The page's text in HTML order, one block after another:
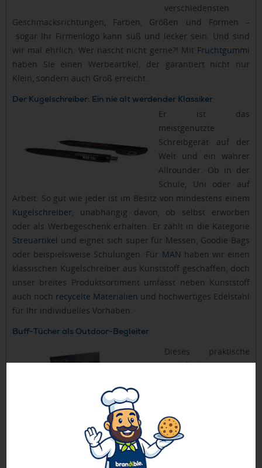
verschiedensten
Geschmacksrichtungen, Farben, Größen und Formen –
sogar Ihr Firmenlogo kann süß und lecker sein. Und sind
wir mal ehrlich: Wer nascht nicht gerne?! Mit Fruchtgummi
haben Sie einen Werbeartikel, der garantiert nicht nur
Klein, sondern auch Groß erreicht.
Der Kugelschreiber: Ein nie alt werdender Klassiker
Er ist das
meistgenutzte
Schreibgerät auf der
Welt und ein wahrer
Allrounder. Ob in der
Schule, Uni oder auf
Arbeit: So gut wie jeder ist im Besitz von mindestens einem
Kugelschreiber, unabhängig davon, ob selbst erworben
oder als Werbegeschenk erhalten. Er zählt in die Kategorie
Streuartikel und eignet sich super für Messen, Goodie Bags
oder beispielsweise Schulungen. Für MAN haben wir einen
klassischen Kugelschreiber aus Kunststoff geschaffen, doch
unser breites Produktsortiment umfasst neben Kunststoff
auch noch recycelte Materialien und hochwertiges Edelstahl
für Ihr individuelles Vorhaben.
Buff-Tücher als Outdoor-Begleiter
Dieses praktische
Multifunktionstuch
dem Kopf getragen
oder um den Hals gebunden, schützen Schlauchtücher vor
Wind und Wetter in jeder Lebenslage: Ob auf dem höchsten
Berg des Gebirges oder einer Radtour. Das Buff kommt in